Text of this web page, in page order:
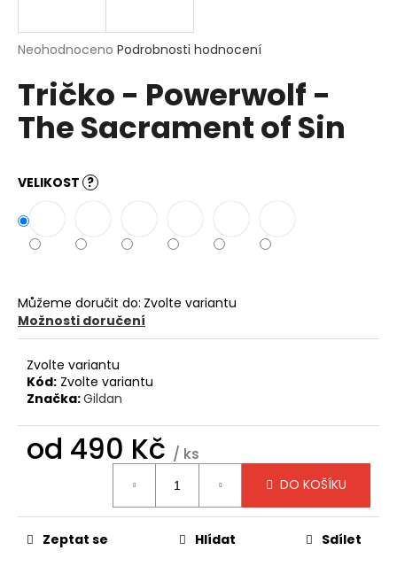
Průměrné
produktu
0,0
Neohodnoceno Podrobnosti hodnocení
Tričko - Powerwolf -
The Sacrament of Sin
VELIKOST ?
Můžeme doručit do: Zvolte variantu
Možnosti doručení
Zvolte variantu
Kód: Zvolte variantu
Značka:Gildan
od 490 Kč / ks
DO KOŠÍKU
Zeptat se Hlídat Sdílet
j
t
?
HLEDAT
o
p
o
u
č
u
e
TRIČKO